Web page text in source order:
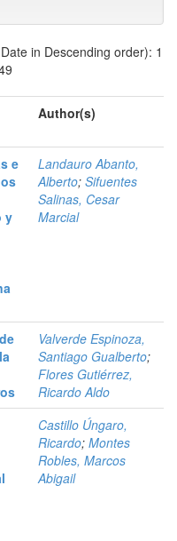
in Descending order): 1
Author(s)
e
y
Landauro Abanto,
Alberto; Sifuentes
Salinas, Cesar
Marcial
Valverde Espinoza,
Santiago Gualberto;
Flores Gutiérrez,
Ricardo Aldo
Castillo Úngaro,
Ricardo; Montes
Robles, Marcos
Abigail